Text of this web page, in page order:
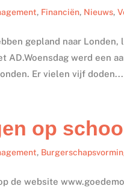
, Financiën, Nieuws,
gepland naar
AD.Woensdag werd een
Er vielen vijf
op
,
de website